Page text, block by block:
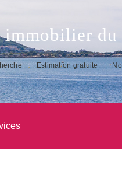
du
Estimation gratuite